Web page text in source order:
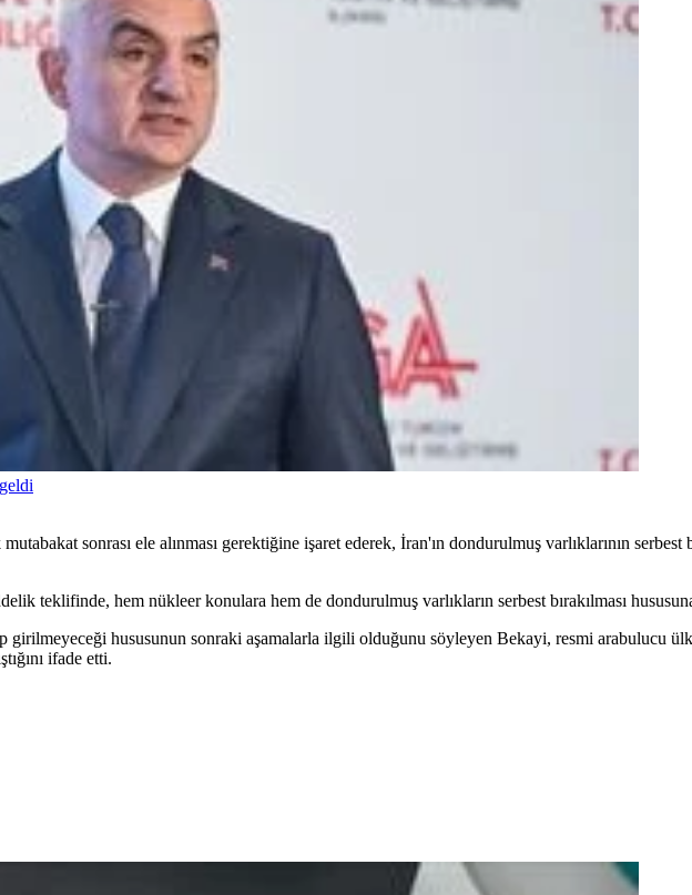
sonrası ele alınması gerektiğine işaret ederek, İran'ın dondurulmuş varlıklarının serbest
teklifinde, hem nükleer konulara hem de dondurulmuş varlıkların serbest bırakılması hususuna
hususunun sonraki aşamalarla ilgili olduğunu söyleyen Bekayi, resmi arabulucu
ifade etti.